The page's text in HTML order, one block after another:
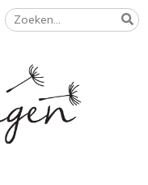
Zoeken
naar: